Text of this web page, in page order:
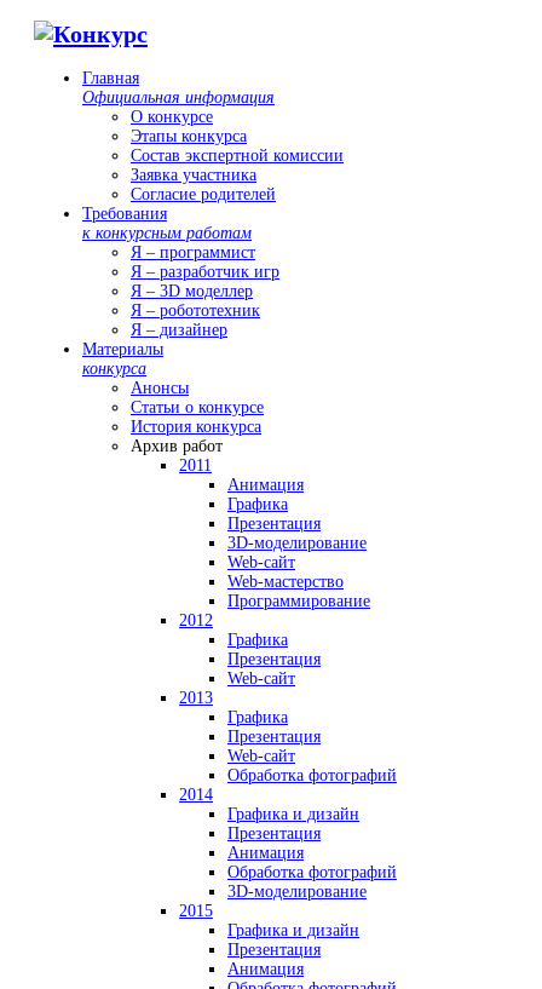
Главная
Официальная информация
О конкурсе
Этапы конкурса
Состав экспертной комиссии
Заявка участника
Согласие родителей
Требования
к конкурсным работам
Я – программист
Я – разработчик игр
Я – 3D моделлер
Я – робототехник
Я – дизайнер
Материалы
конкурса
Анонсы
Статьи о конкурсе
История конкурса
Архив работ
2011
Анимация
Графика
Презентация
3D-моделирование
Web-сайт
Web-мастерство
Программирование
2012
Графика
Презентация
Web-сайт
2013
Графика
Презентация
Web-сайт
Обработка фотографий
2014
Графика и дизайн
Презентация
Анимация
Обработка фотографий
3D-моделирование
2015
Графика и дизайн
Презентация
Анимация